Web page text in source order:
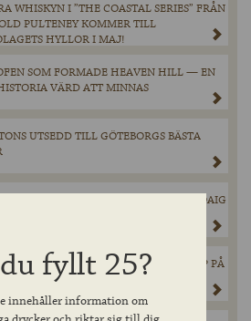
WHISKYN I ”THE COASTAL SERIES” FRÅN
PULTENEY KOMMER TILL
HYLLOR I MAJ!
SOM FORMADE HEAVEN HILL — EN
VÄRD ATT MINNAS
UTSEDD TILL GÖTEBORGS BÄSTA
SUCCÉSAMARBETE MED LAPHROAIG
ÅTERVÄNDER I BEGRÄNSAT SLÄPP PÅ
fyllt 25?
innehåller information om